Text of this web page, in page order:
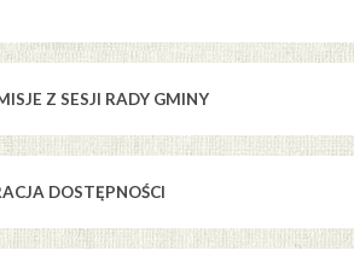
Z SESJI RADY GMINY
DOSTĘPNOŚCI